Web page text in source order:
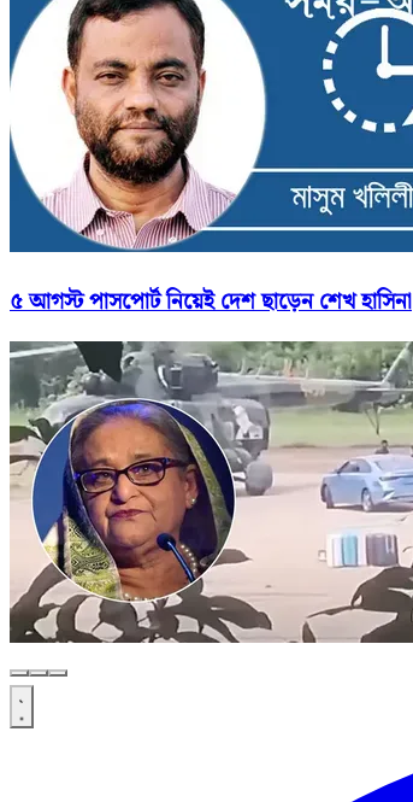
৫ আগস্ট পাসপোর্ট নিয়েই দেশ ছাড়েন শেখ হাসিনা